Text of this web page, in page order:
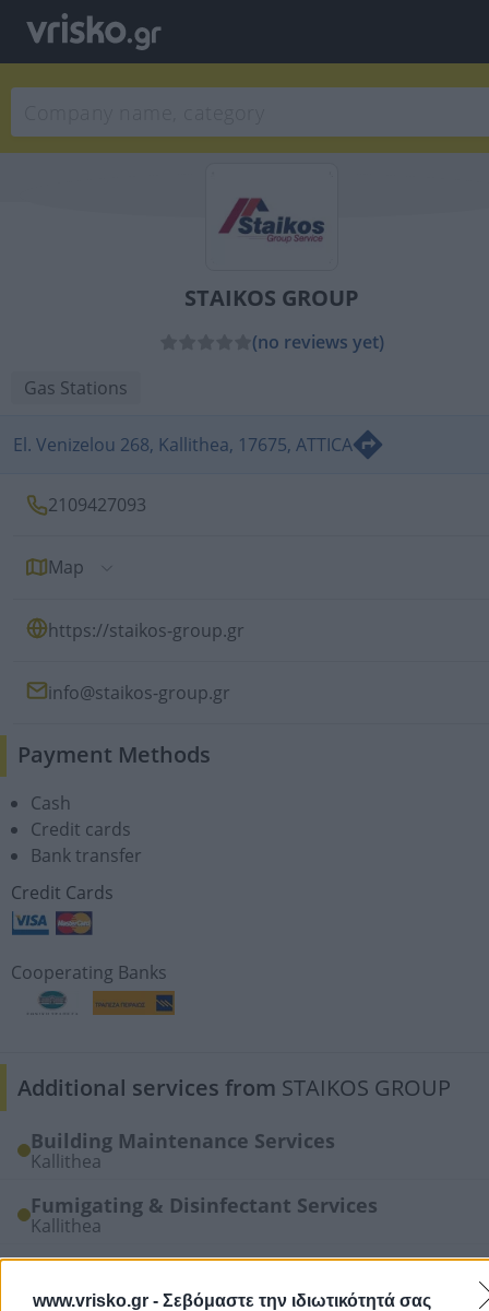
www.vrisko.gr - Σεβόμαστε την ιδιωτικότητά σας
STAIKOS GROUP
(no reviews yet)
Gas Stations
El. Venizelou 268, Kallithea, 17675, ATTICA
2109427093
Map
https://staikos-group.gr
info@staikos-group.gr
Payment Methods
Cash
Credit cards
Bank transfer
Credit Cards
Cooperating Banks
Additional services from STAIKOS GROUP
Building Maintenance Services
Kallithea
Fumigating & Disinfectant Services
Kallithea
Cleaning Services
Kallithea